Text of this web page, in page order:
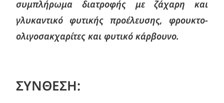
συμπλήρωμα διατροφής με ζάχαρη και
γλυκαντικό φυτικής προέλευσης, φρουκτο-
ολιγοσακχαρίτες και φυτικό κάρβουνο.
ΣΥΝΘΕΣΗ: